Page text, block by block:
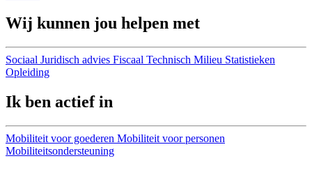
Wij kunnen jou helpen met
Sociaal Juridisch advies Fiscaal Technisch Milieu Statistieken
Opleiding
Ik ben actief in
Mobiliteit voor goederen Mobiliteit voor personen
Mobiliteitsondersteuning